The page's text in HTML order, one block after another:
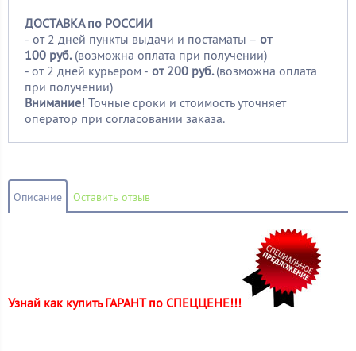
ДОСТАВКА по РОССИИ
- от 2 дней пункты выдачи и постаматы – от
100 руб. (возможна оплата при получении)
- от 2 дней курьером - от 200 руб.(возможна оплата
при получении)
Внимание! Точные сроки и стоимость уточняет
оператор при согласовании заказа.
Описание Оставить отзыв
Узнай как купить ГАРАНТ по СПЕЦЦЕНЕ!!!